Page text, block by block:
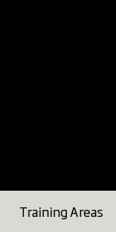
Training Areas